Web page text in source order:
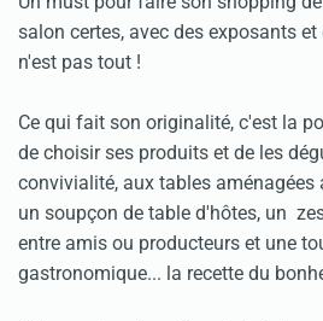
salon certes, avec des exposants
n'est pas tout !
Ce qui fait son originalité, c'est la
de choisir ses produits et de les
convivialité, aux tables aménagées
un soupçon de table d'hôtes, un
entre amis ou producteurs et une
gastronomique... la recette du